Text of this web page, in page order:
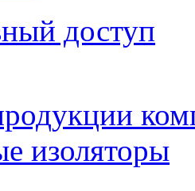
доступ
изоляторы